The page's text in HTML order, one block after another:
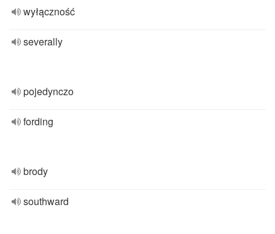
wyłączność
severally
pojedynczo
fording
brody
southward